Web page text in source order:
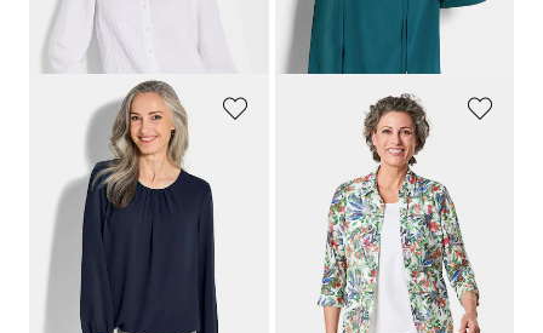
Laagste prijs van de afgelopen 30
dagen**: 49,95 €
Elegante blouse van chiffon
39,95 €
69,95 €
+ 4
Laagste prijs van de afgelopen 30
dagen**: 49,95 €
119,95 €
Laagste prijs van de afgelopen 30
dagen**: 109,95 €
(-18%)